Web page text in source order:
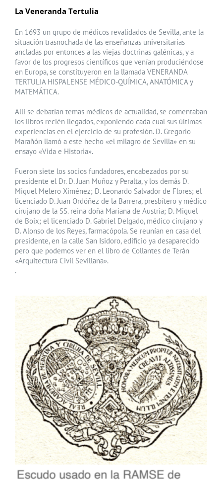
La Veneranda Tertulia
En 1693 un grupo de médicos revalidados de Sevilla, ante la
situación trasnochada de las enseñanzas universitarias
ancladas por entonces a las viejas doctrinas galénicas, y a
favor de los progresos científicos que venían produciéndose
en Europa, se constituyeron en la llamada VENERANDA
TERTULIA HISPALENSE MÉDICO-QUÍMICA, ANATÓMICA y
MATEMÁTICA.
Allí se debatían temas médicos de actualidad, se comentaban
los libros recién llegados, exponiendo cada cual sus últimas
experiencias en el ejercicio de su profesión. D. Gregorio
Marañón llamó a este hecho «el milagro de Sevilla» en su
ensayo «Vida e Historia».
Fueron siete los socios fundadores, encabezados por su
presidente el Dr. D. Juan Muñoz y Peralta, y los demás D.
Miguel Melero Ximénez; D. Leonardo Salvador de Flores; el
licenciado D. Juan Ordóñez de la Barrera, presbítero y médico
cirujano de la SS. reina doña Mariana de Austria; D. Miguel
de Boix; el licenciado D. Gabriel Delgado, médico cirujano y
D. Alonso de los Reyes, farmacópola. Se reunían en casa del
presidente, en la calle San Isidoro, edificio ya desaparecido
pero que podemos ver en el libro de Collantes de Terán
«Arquitectura Civil Sevillana».
.